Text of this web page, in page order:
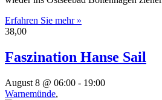
Erfahren Sie mehr »
38,00
Faszination Hanse Sail
August 8 @ 06:00 - 19:00
Warnemünde,